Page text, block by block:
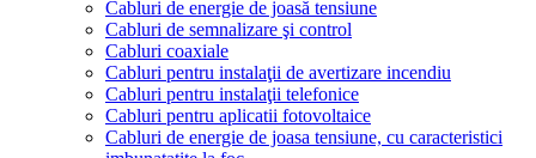
Cabluri de energie de joasă tensiune
Cabluri de semnalizare şi control
Cabluri coaxiale
Cabluri pentru instalaţii de avertizare incendiu
Cabluri pentru instalaţii telefonice
Cabluri pentru aplicatii fotovoltaice
Cabluri de energie de joasa tensiune, cu caracteristici